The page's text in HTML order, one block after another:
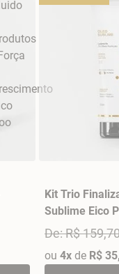
Kit Trio
Sublime Eico
De: R$
ou 4x de R$